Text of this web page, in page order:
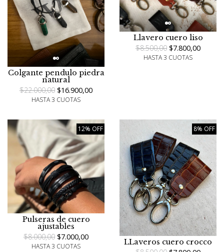
Colgante pendulo piedra
natural
$22.000,00 $16.900,00
HASTA 3 CUOTAS
Llavero cuero liso
$8.500,00 $7.800,00
HASTA 3 CUOTAS
12% OFF
Pulseras de cuero
ajustables
$8.000,00 $7.000,00
HASTA 3 CUOTAS
8% OFF
LLaveros cuero crocco